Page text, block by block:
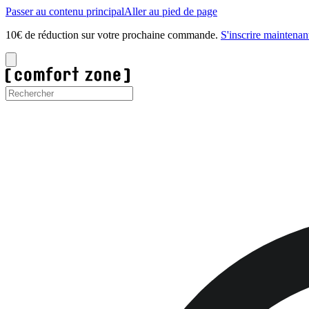
Passer au contenu principalAller au pied de page
10€ de réduction sur votre prochaine commande. S'inscrire